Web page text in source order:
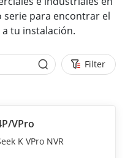
serie para encontrar el
tu instalación.
Filter
VPro
K VPro NVR